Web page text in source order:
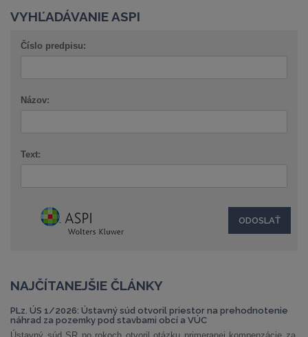
VYHĽADÁVANIE ASPI
Číslo predpisu:
Názov:
Text:
NAJČÍTANEJŠIE ČLÁNKY
PLz. ÚS 1/2026: Ústavný súd otvoril priestor na prehodnotenie
náhrad za pozemky pod stavbami obcí a VÚC